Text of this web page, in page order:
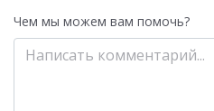
Чем мы можем вам помочь?